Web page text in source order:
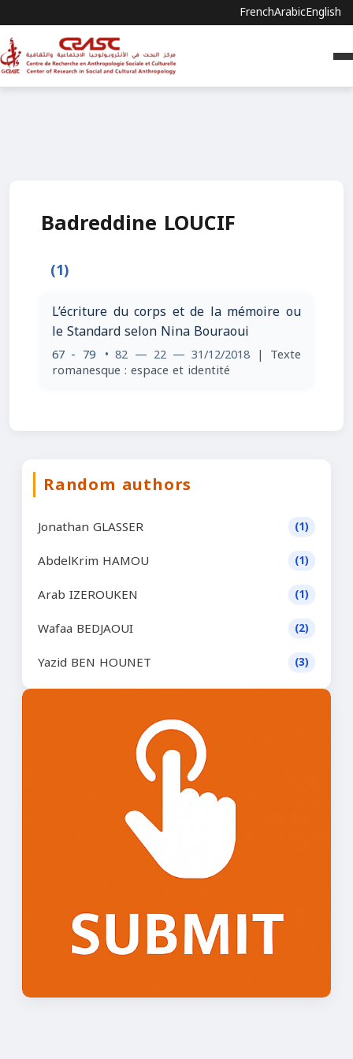
FrenchArabicEnglish
Badreddine LOUCIF
(1)
L’écriture du corps et de la mémoire ou
le Standard selon Nina Bouraoui
67 - 79 • 82 — 22 — 31/12/2018 | Texte
romanesque : espace et identité
Random authors
Jonathan GLASSER (1)
AbdelKrim HAMOU (1)
Arab IZEROUKEN (1)
Wafaa BEDJAOUI (2)
Yazid BEN HOUNET (3)